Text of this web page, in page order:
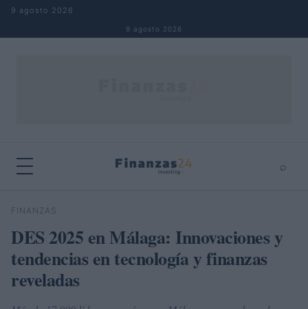
Saltar al contenido
9 agosto 2026
9 agosto 2026
⌕
Buscar
FINANZAS
DES 2025 en Málaga: Innovaciones y
tendencias en tecnología y finanzas
reveladas